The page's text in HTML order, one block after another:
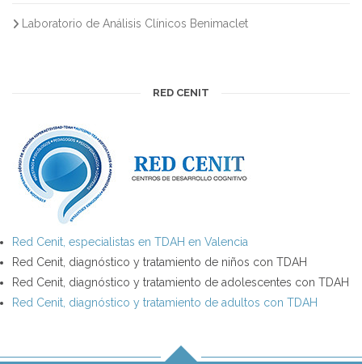
Laboratorio de Análisis Clínicos Benimaclet
RED CENIT
Red Cenit, especialistas en TDAH en Valencia
Red Cenit, diagnóstico y tratamiento de niños con TDAH
Red Cenit, diagnóstico y tratamiento de adolescentes con TDAH
Red Cenit, diagnóstico y tratamiento de adultos con TDAH